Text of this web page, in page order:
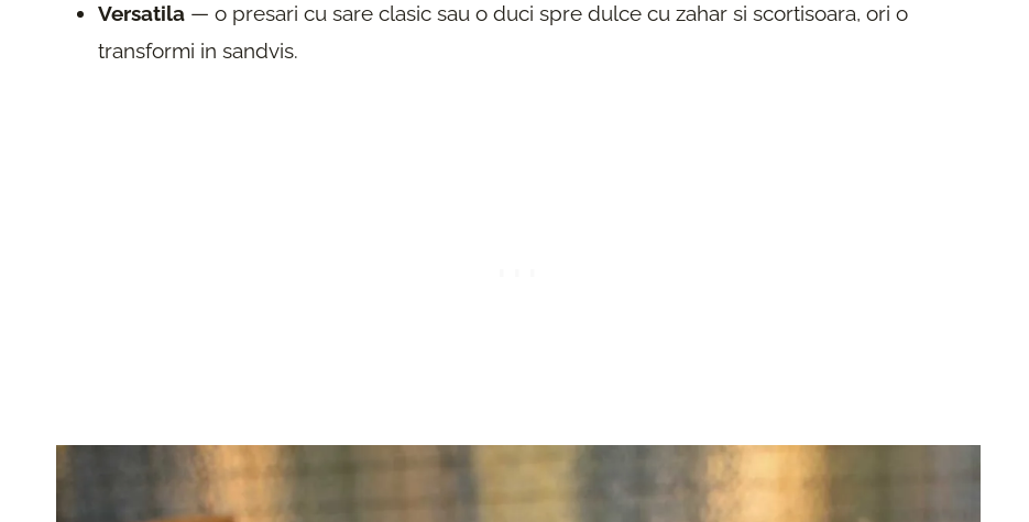
Versatila — o presari cu sare clasic sau o duci spre dulce cu zahar si scortisoara, ori o
transformi in sandvis.